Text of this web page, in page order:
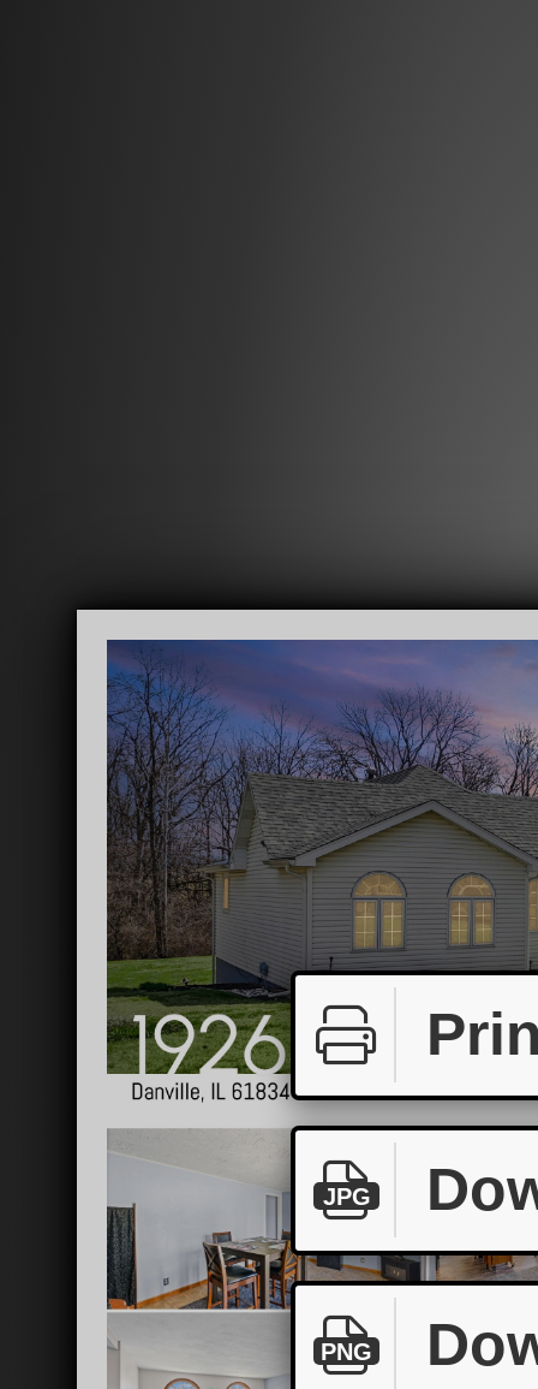
JPG
PNG